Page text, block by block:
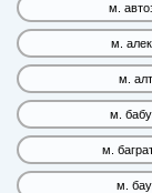
м.
м.
м.
м.
м.
м.